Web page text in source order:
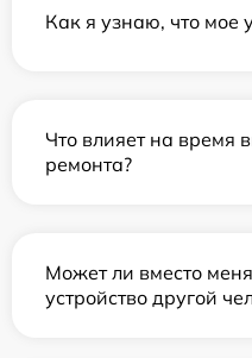
Как я узнаю, что мое
Что влияет на время
ремонта?
Может ли вместо
устройство другой